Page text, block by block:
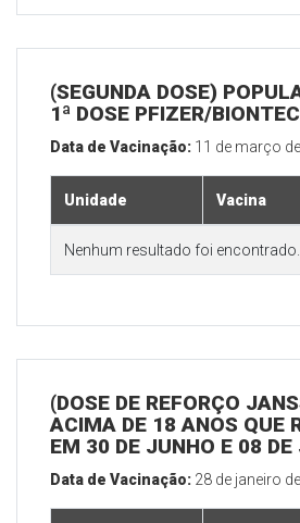
(SEGUNDA DOSE)
1ª DOSE PFIZER/
Data de Vacinação: 11 de março
Unidade Vacina
Nenhum resultado foi encontrado.
(DOSE DE REFORÇO
ACIMA DE 18 ANOS QUE
EM 30 DE JUNHO E 08
Data de Vacinação: 28 de janeiro